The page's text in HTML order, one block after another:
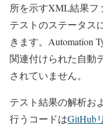
所を示すXML結果フ
テストのステータス
きます。Automation
関連付けられた自動
されていません。
テスト結果の解析お
行うコードはGitHub